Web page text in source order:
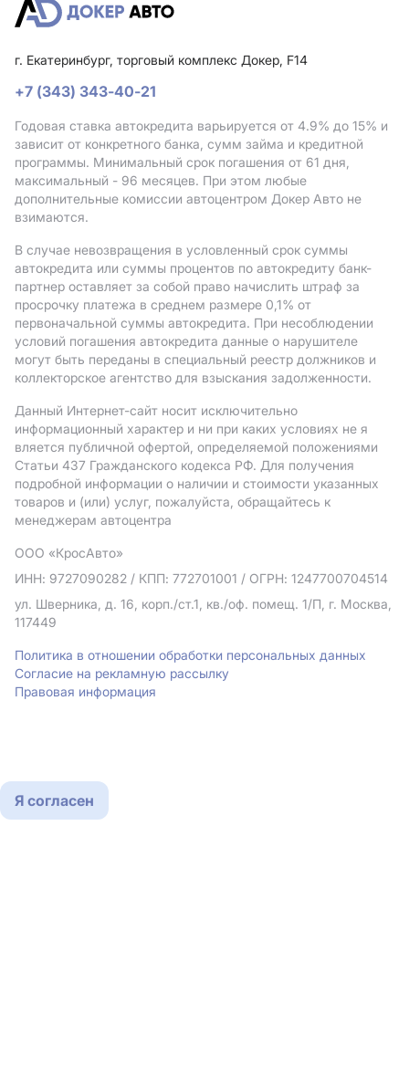
г. Екатеринбург, торговый комплекс Докер, F14
+7 (343) 343-40-21
Годовая ставка автокредита варьируется от 4.9% до 15% и
зависит от конкретного банка, сумм займа и кредитной
программы. Минимальный срок погашения от 61 дня,
максимальный - 96 месяцев. При этом любые
дополнительные комиссии автоцентром Докер Авто не
взимаются.
В случае невозвращения в условленный срок суммы
автокредита или суммы процентов по автокредиту банк-
партнер оставляет за собой право начислить штраф за
просрочку платежа в среднем размере 0,1% от
первоначальной суммы автокредита. При несоблюдении
условий погашения автокредита данные о нарушителе
могут быть переданы в специальный реестр должников и
коллекторское агентство для взыскания задолженности.
Данный Интернет-сайт носит исключительно
информационный характер и ни при каких условиях не я
вляется публичной офертой, определяемой положениями
Статьи 437 Гражданского кодекса РФ. Для получения
подробной информации о наличии и стоимости указанных
товаров и (или) услуг, пожалуйста, обращайтесь к
менеджерам автоцентра
ООО «КросАвто»
ИНН: 9727090282 / КПП: 772701001 / ОГРН: 1247700704514
ул. Шверника, д. 16, корп./ст.1, кв./оф. помещ. 1/П, г. Москва,
117449
Политика в отношении обработки персональных данных
Согласие на рекламную рассылку
Правовая информация
Я согласен